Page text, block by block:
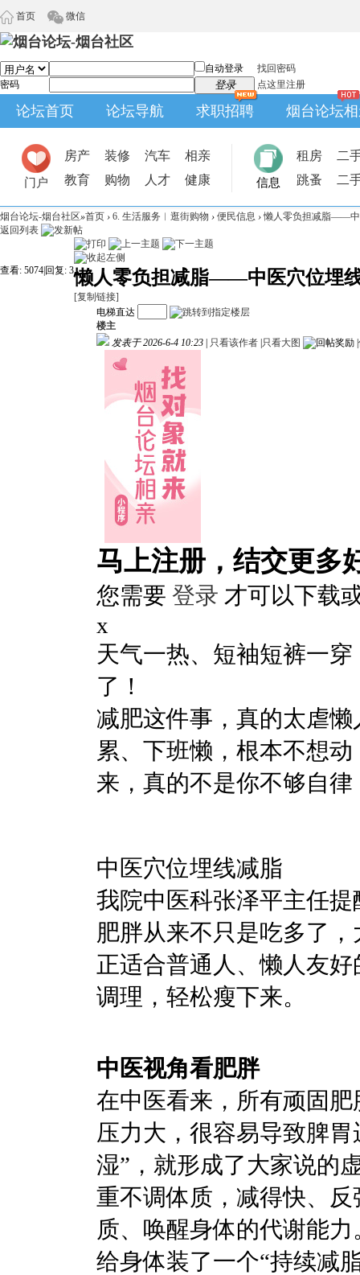
首页 微信
自动登录
找回密码
密码
登录 点这里注册
论坛首页 论坛导航 求职招聘 烟台论坛
门户
房产 装修 汽车
相亲
教育
购物 人才 健康 信息
租房
二
跳蚤
二
烟台论坛-烟台社区»首页 › 6. 生活服务︱逛街购物 › 便民信息 › 懒人零负担减脂——中
返回列表
查看: 5074 回复: 3懒人零负担减脂——中医穴位埋
[复制链接]
电梯直达
楼主
发表于 2026-6-4 10:23
只看该作者 只看大图
马上注册，结交更多
您需要 登录 才可以下载
x
天气一热、短袖短裤一
了！
减肥这件事，真的太虐
累、下班懒，根本不想
来，真的不是你不够自
中医穴位埋线减脂
我院中医科张泽平主任提
肥胖从来不只是吃多了
正适合普通人、懒人友
调理，轻松瘦下来。
中医视角看肥胖
在中医看来，所有顽固
压力大，很容易导致脾
湿”，就形成了大家说的
重不调体质，减得快、
质、唤醒身体的代谢能
给身体装了一个“持续减